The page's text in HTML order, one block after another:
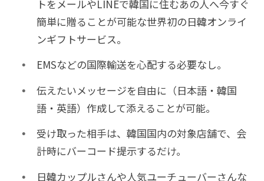
トをメールやLINEで韓国に住むあの人へ今すぐ
簡単に贈ることが可能な世界初の日韓オンライ
ンギフトサービス。
EMSなどの国際輸送を心配する必要なし。
伝えたいメッセージを自由に（日本語・韓国
語・英語）作成して添えることが可能。
受け取った相手は、韓国国内の対象店舗で、会
計時にバーコード提示するだけ。
日韓カップルさんや人気ユーチューバーさんな